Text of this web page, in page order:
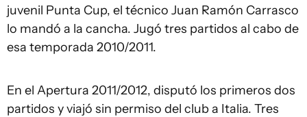
juvenil Punta Cup, el técnico Juan Ramón Carrasco
lo mandó a la cancha. Jugó tres partidos al cabo de
esa temporada 2010/2011.
En el Apertura 2011/2012, disputó los primeros dos
partidos y viajó sin permiso del club a Italia. Tres